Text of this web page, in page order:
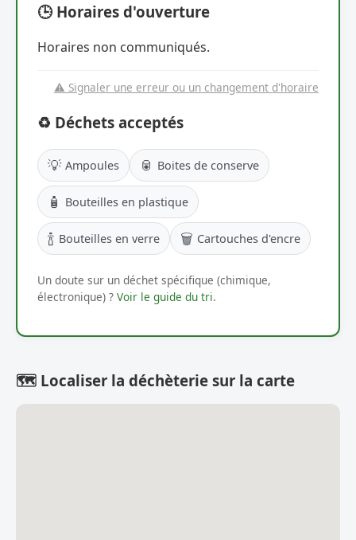
🕒 Horaires d'ouverture
Horaires non communiqués.
⚠️ Signaler une erreur ou un changement d'horaire
♻️ Déchets acceptés
💡 Ampoules 🥫 Boites de conserve
🧴 Bouteilles en plastique
🍾 Bouteilles en verre 🗑️ Cartouches d'encre
Un doute sur un déchet spécifique (chimique,
électronique) ? Voir le guide du tri.
🗺️ Localiser la déchèterie sur la carte